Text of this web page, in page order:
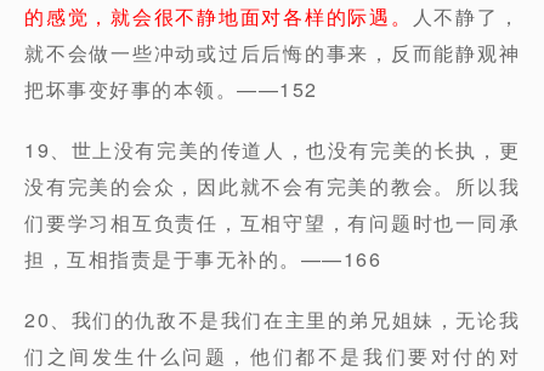
的感觉，就会很不静地面对各样的际遇。
人不静了，
就不会做一些冲动或过后后悔的事来，反而能静观神
把坏事变好事的本领。——152
19、世上没有完美的传道人，也没有完美的长执，更
没有完美的会众，因此就不会有完美的教会。所以我
们要学习相互负责任，互相守望，有问题时也一同承
担，互相指责是于事无补的。——166
20、我们的仇敌不是我们在主里的弟兄姐妹，无论我
们之间发生什么问题，他们都不是我们要对付的对